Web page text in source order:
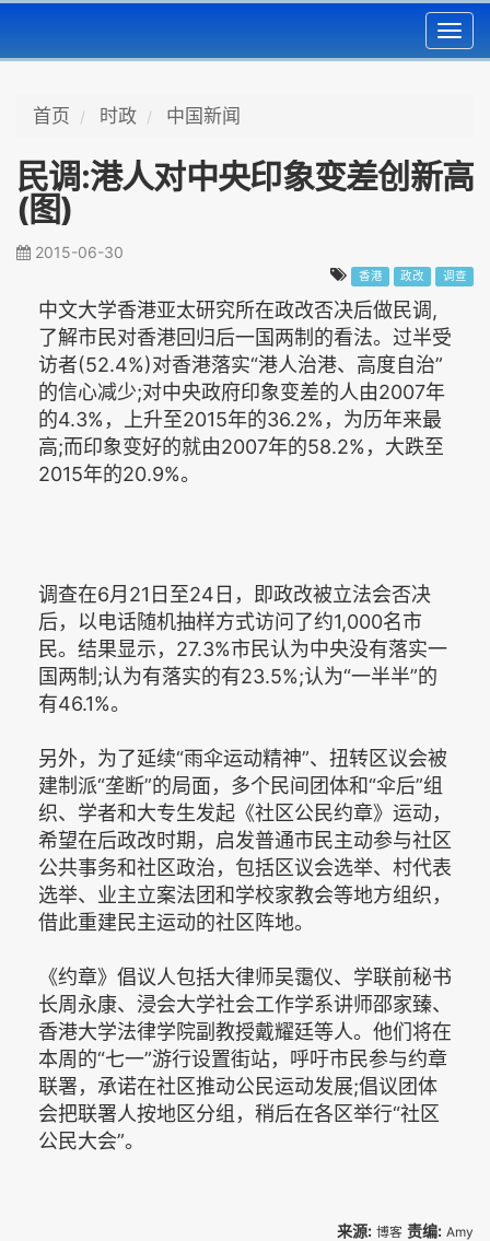
首页 时政 中国新闻
民调:港人对中央印象变差创新高
(图)
2015-06-30
香港 政改 调查
中文大学香港亚太研究所在政改否决后做民调,
了解市民对香港回归后一国两制的看法。过半受
访者(52.4%)对香港落实“港人治港、高度自治”
的信心减少;对中央政府印象变差的人由2007年
的4.3%，上升至2015年的36.2%，为历年来最
高;而印象变好的就由2007年的58.2%，大跌至
2015年的20.9%。
调查在6月21日至24日，即政改被立法会否决
后，以电话随机抽样方式访问了约1,000名市
民。结果显示，27.3%市民认为中央没有落实一
国两制;认为有落实的有23.5%;认为“一半半”的
有46.1%。
另外，为了延续“雨伞运动精神”、扭转区议会被
建制派“垄断”的局面，多个民间团体和“伞后”组
织、学者和大专生发起《社区公民约章》运动，
希望在后政改时期，启发普通市民主动参与社区
公共事务和社区政治，包括区议会选举、村代表
选举、业主立案法团和学校家教会等地方组织，
借此重建民主运动的社区阵地。
《约章》倡议人包括大律师吴霭仪、学联前秘书
长周永康、浸会大学社会工作学系讲师邵家臻、
香港大学法律学院副教授戴耀廷等人。他们将在
本周的“七一”游行设置街站，呼吁市民参与约章
联署，承诺在社区推动公民运动发展;倡议团体
会把联署人按地区分组，稍后在各区举行“社区
公民大会”。
来源: 博客 责编: Amy